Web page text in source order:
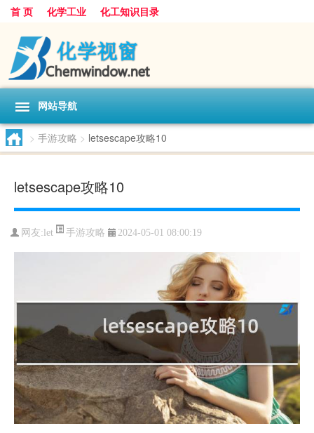
首 页 化学工业 化工知识目录
网站导航
> 手游攻略 > letsescape攻略10
letsescape攻略10
网友: let 手游攻略 2024-05-01 08:00:19